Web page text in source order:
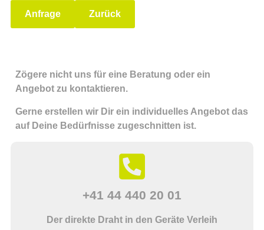
Anfrage Zurück
Zögere nicht uns für eine Beratung oder ein
Angebot zu kontaktieren.
Gerne erstellen wir Dir ein individuelles Angebot das
auf Deine Bedürfnisse zugeschnitten ist.
+41 44 440 20 01
Der direkte Draht in den Geräte Verleih